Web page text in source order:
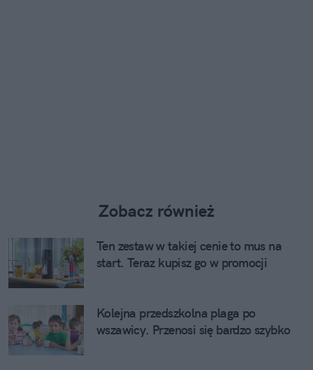
Zobacz również
Ten zestaw w takiej cenie to mus na
start. Teraz kupisz go w promocji
Kolejna przedszkolna plaga po
wszawicy. Przenosi się bardzo szybko